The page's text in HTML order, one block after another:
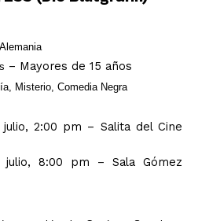
– Mayores de 15 años
Misterio, Comedia Negra
julio, 2:00 pm – Salita del Cine
julio, 8:00 pm – Sala Gómez